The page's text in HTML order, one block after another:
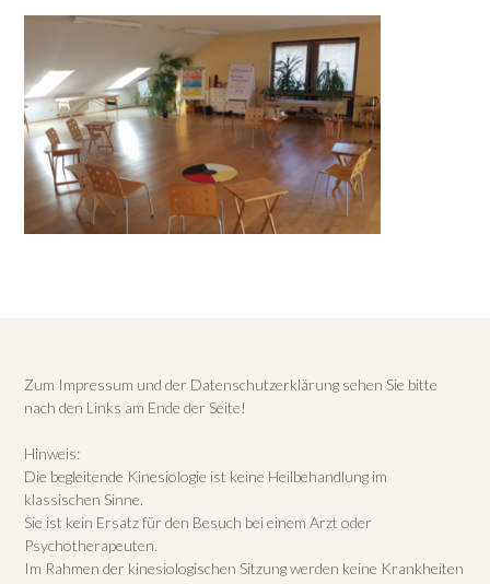
Zum Impressum und der Datenschutzerklärung sehen Sie bitte
nach den Links am Ende der Seite!
Hinweis:
Die begleitende Kinesiologie ist keine Heilbehandlung im
klassischen Sinne.
Sie ist kein Ersatz für den Besuch bei einem Arzt oder
Psychotherapeuten.
Im Rahmen der kinesiologischen Sitzung werden keine Krankheiten